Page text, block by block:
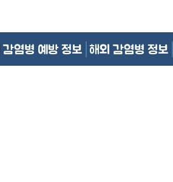
감염병 예방 정보 해외 감염병 정보